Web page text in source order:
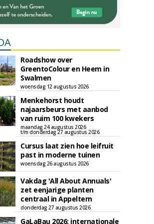
Roadshow over
GreentoColour en Heem in
Swalmen
woensdag 12 augustus 2026
Menkehorst houdt
najaarsbeurs met aanbod
van ruim 100 kwekers
maandag 24 augustus 2026
t/m donderdag 27 augustus 2026
Cursus laat zien hoe leifruit
past in moderne tuinen
woensdag 26 augustus 2026
Vakdag 'All About Annuals'
zet eenjarige planten
centraal in Appeltern
donderdag 27 augustus 2026
GaLaBau 2026: internationale